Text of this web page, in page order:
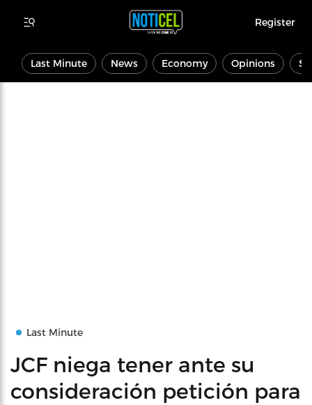
Register
Last Minute News Economy Opinions
Last Minute
JCF niega tener ante su
consideración petición para